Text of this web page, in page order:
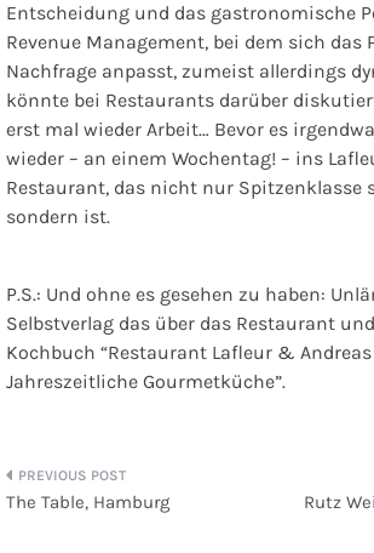
Entscheidung und das gastronomische
Revenue Management, bei dem sich das
Nachfrage anpasst, zumeist allerdings
könnte bei Restaurants darüber
erst mal wieder Arbeit… Bevor es
wieder – an einem Wochentag! – ins
Restaurant, das nicht nur Spitzenklasse
sondern ist.
P.S.: Und ohne es gesehen zu haben:
Selbstverlag das über das Restaurant und
Kochbuch “Restaurant Lafleur &
Jahreszeitliche Gourmetküche”.
Beitragsnavigation
The Table, Hamburg
Rutz